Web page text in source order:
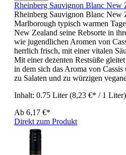
Rheinberg Sauvignon Blanc New
Rheinberg Sauvignon Blanc New
Marlborough typisch warmen
New Zealand seine Rebsorte in
wie jugendlichen Aromen von
herrlich frisch, mit einer vitalen
Mit einer dezenten Restsüße
in dem sich das Aroma von
zu Salaten und zu würzigen
Inhalt: 0.75 Liter(8,23 €* / 1 Liter)
Ab 6,17 €*
Direkt zum Produkt